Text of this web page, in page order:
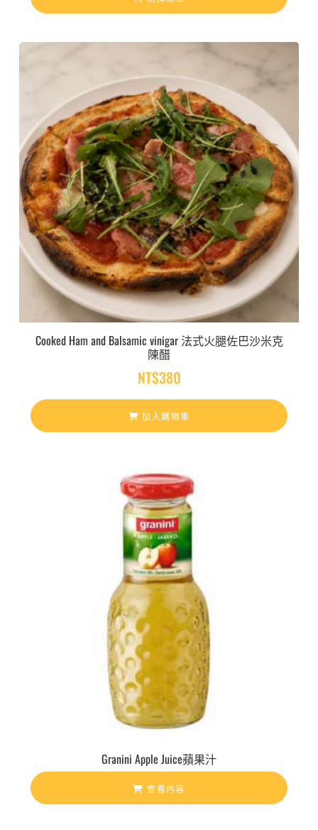
N
T
8
0
到
N
T
$
2
,
2
0
0
Cooked Ham and Balsamic vinigar 法式火腿佐巴沙米克
陳醋
NT$380
加入購物車
Granini Apple Juice蘋果汁
查看內容